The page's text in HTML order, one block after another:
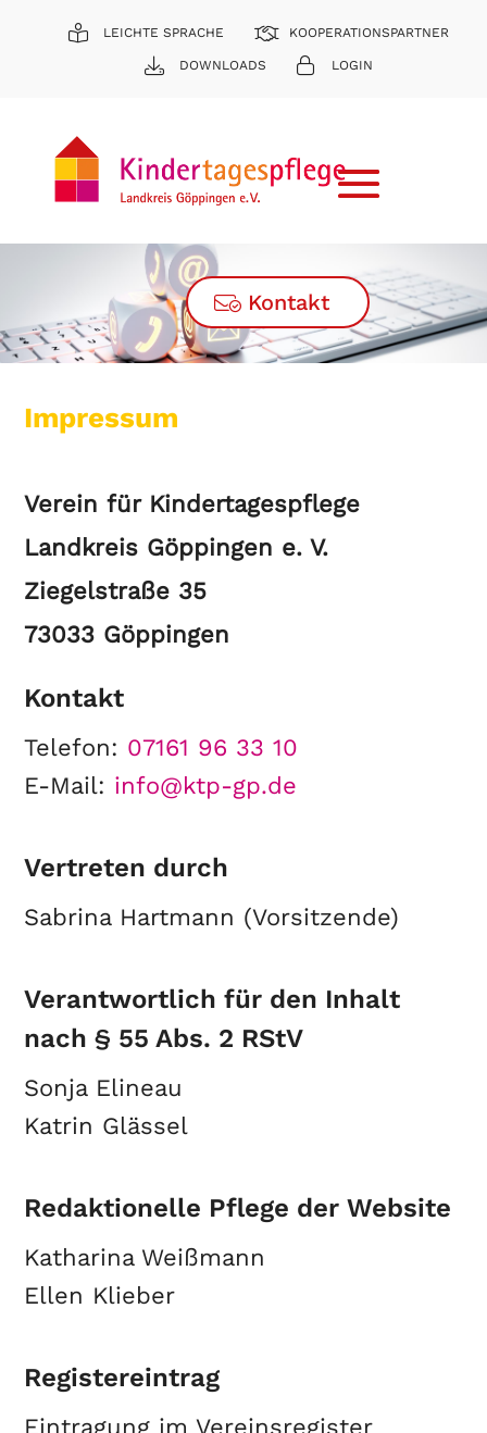
LEICHTE SPRACHE KOOPERATIONSPARTNER
DOWNLOADS LOGIN
Kontakt
Impressum
Verein für Kindertagespflege
Landkreis Göppingen e. V.
Ziegelstraße 35
73033 Göppingen
Kontakt
Telefon: 07161 96 33 10
E-Mail: info@ktp-gp.de
Vertreten durch
Sabrina Hartmann (Vorsitzende)
Verantwortlich für den Inhalt
nach § 55 Abs. 2 RStV
Sonja Elineau
Katrin Glässel
Redaktionelle Pflege der Website
Katharina Weißmann
Ellen Klieber
Registereintrag
Eintragung im Vereinsregister